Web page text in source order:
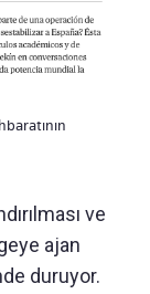
ve
ajan
duruyor.